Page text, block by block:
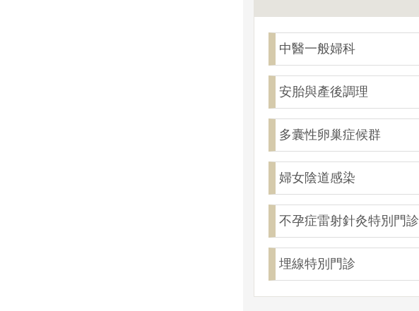
中醫一般婦科
安胎與產後調理
多囊性卵巢症候群
婦女陰道感染
不孕症雷射針灸特別門診
埋線特別門診